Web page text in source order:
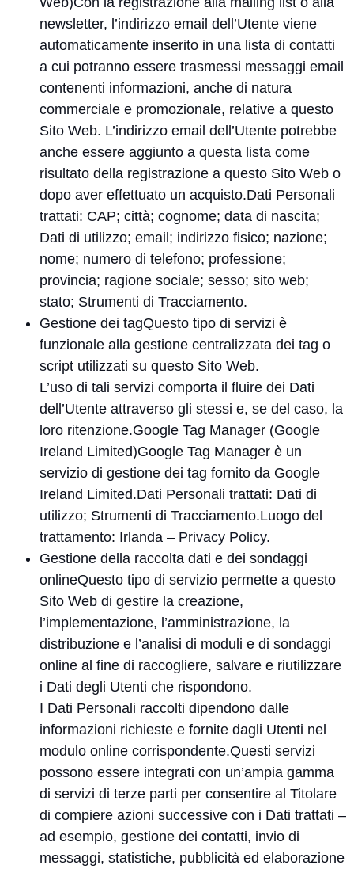
newsletter, l’indirizzo email dell’Utente viene
automaticamente inserito in una lista di contatti
a cui potranno essere trasmessi messaggi email
contenenti informazioni, anche di natura
commerciale e promozionale, relative a questo
Sito Web. L’indirizzo email dell’Utente potrebbe
anche essere aggiunto a questa lista come
risultato della registrazione a questo Sito Web o
dopo aver effettuato un acquisto.Dati Personali
trattati: CAP; città; cognome; data di nascita;
Dati di utilizzo; email; indirizzo fisico; nazione;
nome; numero di telefono; professione;
provincia; ragione sociale; sesso; sito web;
stato; Strumenti di Tracciamento.
Gestione dei tagQuesto tipo di servizi è
funzionale alla gestione centralizzata dei tag o
script utilizzati su questo Sito Web.
L’uso di tali servizi comporta il fluire dei Dati
dell’Utente attraverso gli stessi e, se del caso, la
loro ritenzione.Google Tag Manager (Google
Ireland Limited)Google Tag Manager è un
servizio di gestione dei tag fornito da Google
Ireland Limited.Dati Personali trattati: Dati di
utilizzo; Strumenti di Tracciamento.Luogo del
trattamento: Irlanda – Privacy Policy.
Gestione della raccolta dati e dei sondaggi
onlineQuesto tipo di servizio permette a questo
Sito Web di gestire la creazione,
l’implementazione, l’amministrazione, la
distribuzione e l’analisi di moduli e di sondaggi
online al fine di raccogliere, salvare e riutilizzare
i Dati degli Utenti che rispondono.
I Dati Personali raccolti dipendono dalle
informazioni richieste e fornite dagli Utenti nel
modulo online corrispondente.Questi servizi
possono essere integrati con un’ampia gamma
di servizi di terze parti per consentire al Titolare
di compiere azioni successive con i Dati trattati –
ad esempio, gestione dei contatti, invio di
messaggi, statistiche, pubblicità ed elaborazione